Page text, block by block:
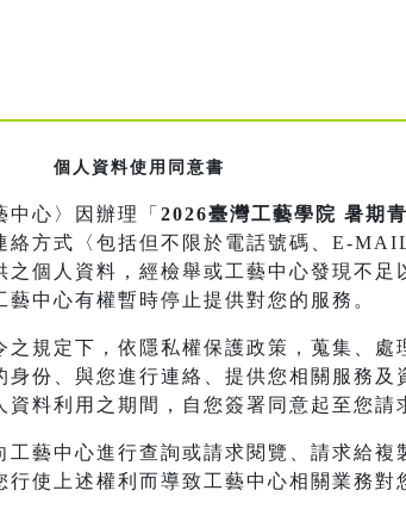
個人資料使用同意書
心〉因辦理「 2026臺灣工藝學院 暑期
絡方式〈包括但不限於電話號碼、E-
個人資料，經檢舉或工藝中心發現不
中心有權暫時停止提供對您的服務。
規定下，依隱私權保護政策，蒐集、
份、與您進行連絡、提供您相關服務
料利用之期間，自您簽署同意起至您請
藝中心進行查詢或請求閱覽、請求給
使上述權利而導致工藝中心相關業務